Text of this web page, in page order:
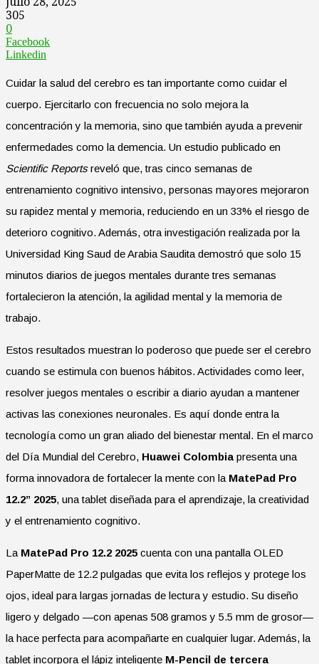
305
0
Facebook
Linkedin
Cuidar la salud del cerebro es tan importante como cuidar el
cuerpo. Ejercitarlo con frecuencia no solo mejora la
concentración y la memoria, sino que también ayuda a prevenir
enfermedades como la demencia. Un estudio publicado en
Scientific Reportsreveló que, tras cinco semanas de
entrenamiento cognitivo intensivo, personas mayores mejoraron
su rapidez mental y memoria, reduciendo en un 33% el riesgo de
deterioro cognitivo. Además, otra investigación realizada por la
Universidad King Saud de Arabia Saudita demostró que solo 15
minutos diarios de juegos mentales durante tres semanas
fortalecieron la atención, la agilidad mental y la memoria de
trabajo.
Estos resultados muestran lo poderoso que puede ser el cerebro
cuando se estimula con buenos hábitos. Actividades como leer,
resolver juegos mentales o escribir a diario ayudan a mantener
activas las conexiones neuronales. Es aquí donde entra la
tecnología como un gran aliado del bienestar mental. En el marco
del Día Mundial del Cerebro, Huawei Colombia presenta una
forma innovadora de fortalecer la mente con la MatePad Pro
12.2” 2025, una tablet diseñada para el aprendizaje, la creatividad
y el entrenamiento cognitivo.
La MatePad Pro 12.2 2025 cuenta con una pantalla OLED
PaperMatte de 12.2 pulgadas que evita los reflejos y protege los
ojos, ideal para largas jornadas de lectura y estudio. Su diseño
ligero y delgado —con apenas 508 gramos y 5.5 mm de grosor—
la hace perfecta para acompañarte en cualquier lugar. Además, la
tablet incorpora el lápiz inteligente M-Pencil de tercera